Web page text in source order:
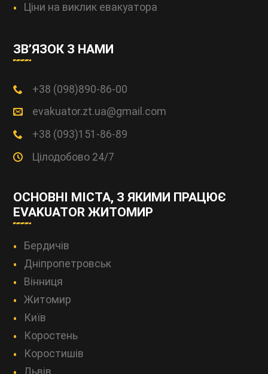
Ціни на виклик евакуатора
ЗВ’ЯЗОК З НАМИ
+38 (098)890-86-00
evakuator.zt.ua@gmail.com
+38 (093)151-86-89
Цілодобово 24/7
ОСНОВНІ МІСТА, З ЯКИМИ ПРАЦЮЄ
EVAKUATOR ЖИТОМИР
Бердичів
Дніпропетровськ
Вінниця
Житомир
Київ
Коростень
Коростишів
Львів